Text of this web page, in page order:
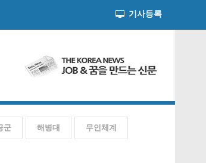
기사등록
군 해병대 무인체계